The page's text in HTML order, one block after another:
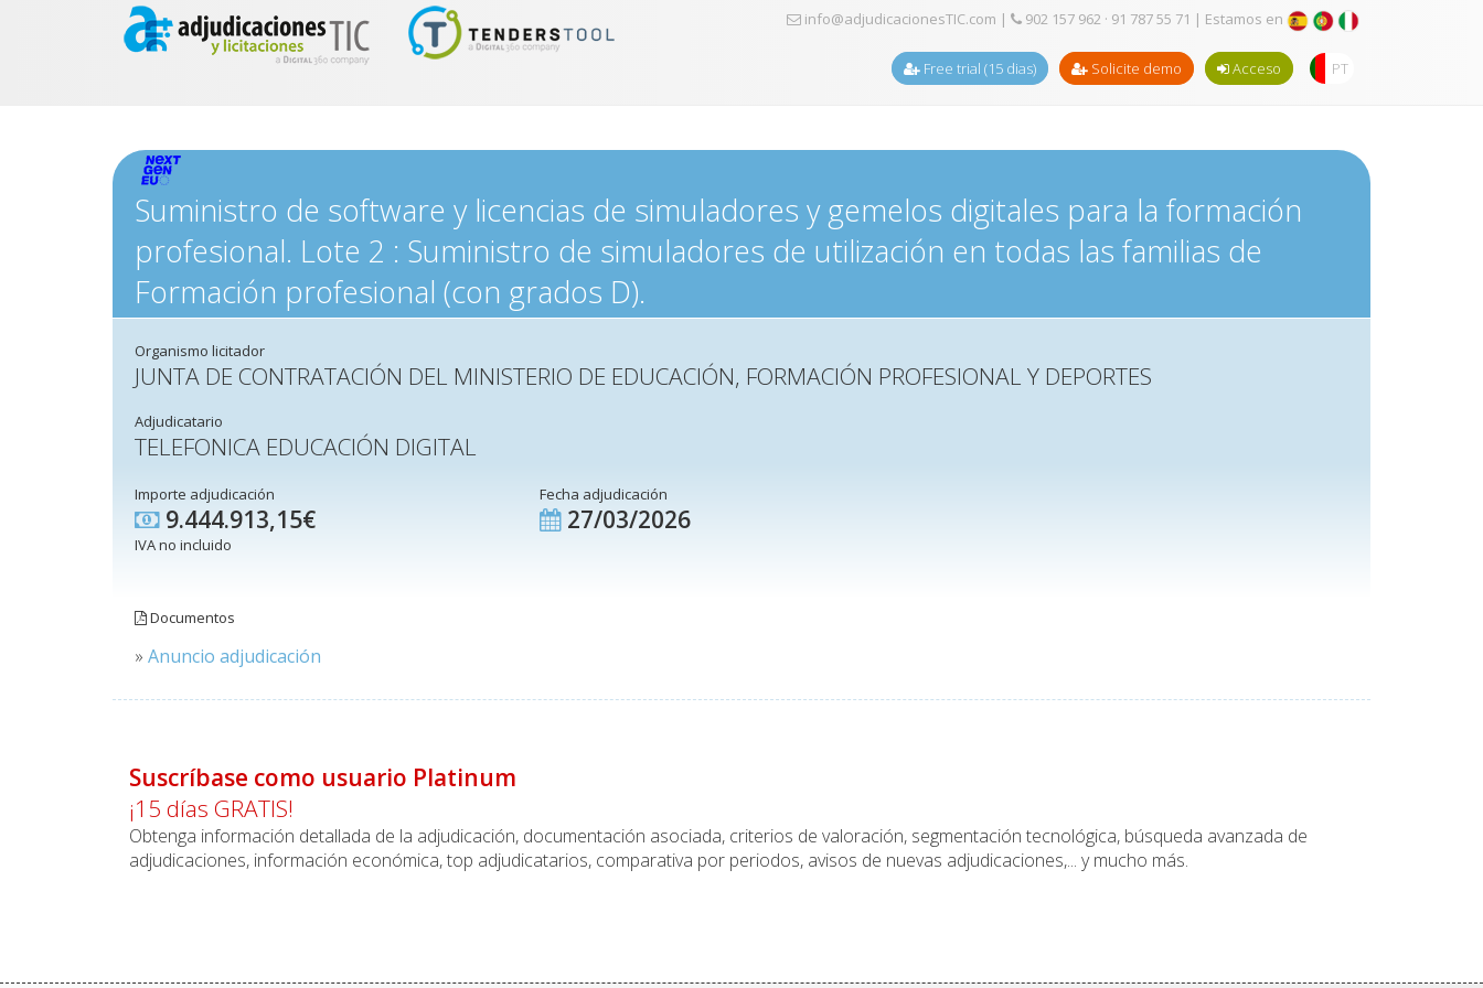
info@adjudicacionesTIC.com | 902 157 962 · 91 787 55 71 | Estamos en
Free trial (15 dias) Solicite demo Acceso PT
Suministro de software y licencias de simuladores y gemelos digitales para la formación
profesional. Lote 2 : Suministro de simuladores de utilización en todas las familias de
Formación profesional (con grados D).
Organismo licitador
JUNTA DE CONTRATACIÓN DEL MINISTERIO DE EDUCACIÓN, FORMACIÓN PROFESIONAL Y DEPORTES
Adjudicatario
TELEFONICA EDUCACIÓN DIGITAL
Importe adjudicación
9.444.913,15€
IVA no incluido
Fecha adjudicación
27/03/2026
Documentos
» Anuncio adjudicación
Suscríbase como usuario Platinum
¡15 días GRATIS!
Obtenga información detallada de la adjudicación, documentación asociada, criterios de valoración, segmentación tecnológica, búsqueda avanzada de
adjudicaciones, información económica, top adjudicatarios, comparativa por periodos, avisos de nuevas adjudicaciones,... y mucho más.